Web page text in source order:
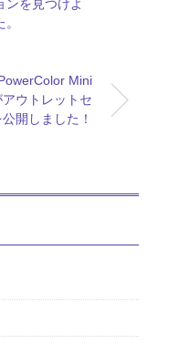
ンを見つけよ
Mini
ウトレットセ
開しました！